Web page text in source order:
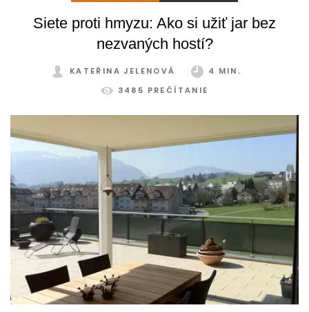
pohodlne a bez obmedzení po celý rok.
Siete proti hmyzu: Ako si užiť jar bez
nezvaných hostí?
KATEŘINA JELENOVÁ
4 MIN.
3485 PREČÍTANIE